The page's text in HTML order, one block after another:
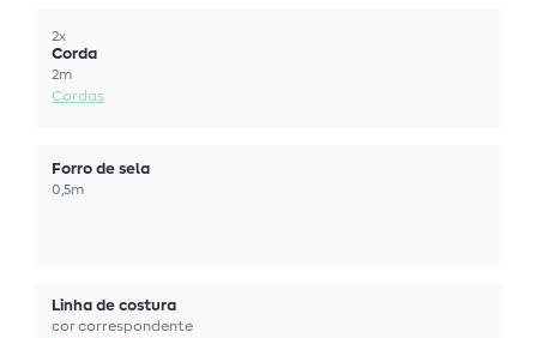
2x
Corda
2m
Cordas
Forro de sela
0,5m
Linha de costura
cor correspondente